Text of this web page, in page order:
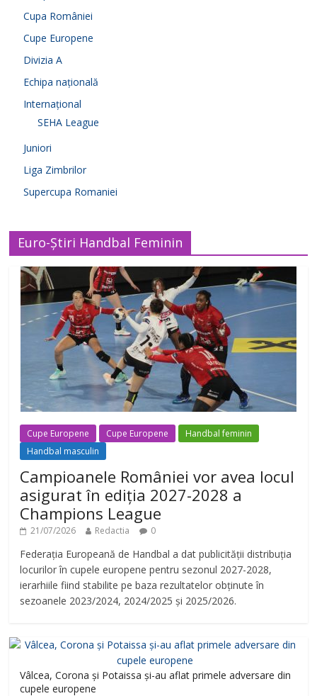
Cupa României
Cupe Europene
Divizia A
Echipa națională
Internațional
SEHA League
Juniori
Liga Zimbrilor
Supercupa Romaniei
Euro-Știri Handbal Feminin
Cupe Europene Cupe Europene
Handbal feminin
Handbal masculin
Campioanele României vor avea locul
asigurat în ediția 2027-2028 a
Champions League
21/07/2026 Redactia 0
Federația Europeană de Handbal a dat publicității distribuția
locurilor în cupele europene pentru sezonul 2027-2028,
ierarhiile fiind stabilite pe baza rezultatelor obținute în
sezoanele 2023/2024, 2024/2025 și 2025/2026.
Vâlcea, Corona și Potaissa și-au aflat primele adversare din
cupele europene